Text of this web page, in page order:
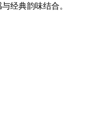
经典韵味结合。